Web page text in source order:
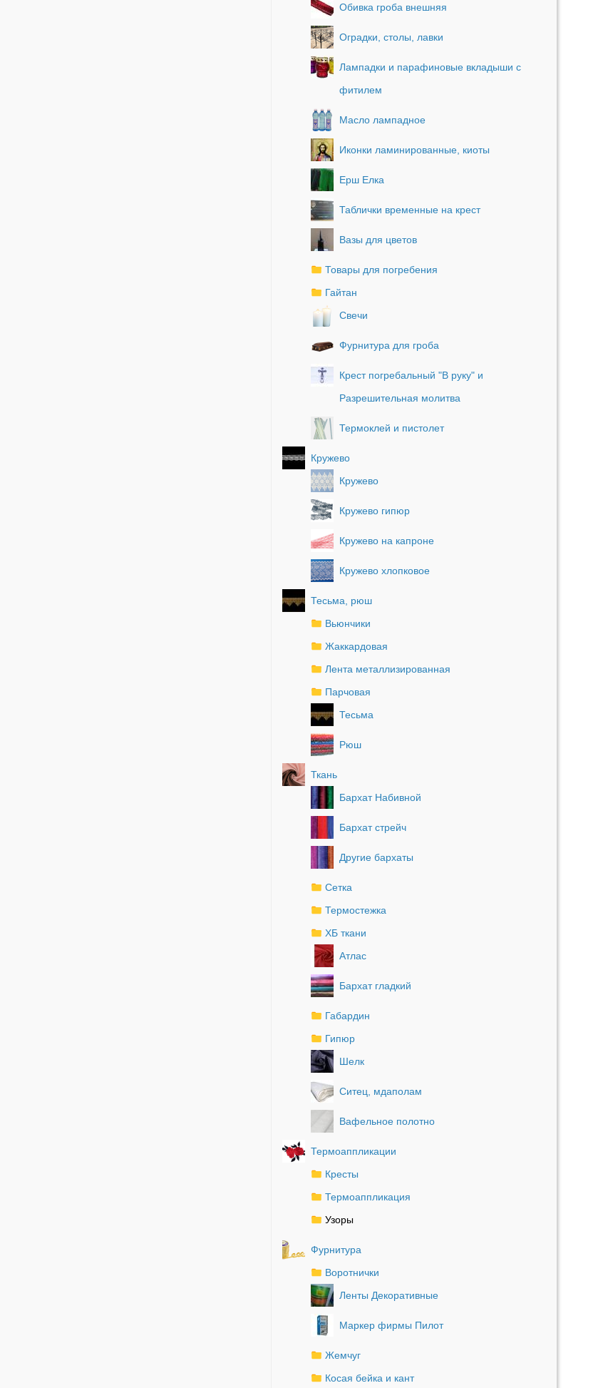
Обивка гроба внешняя
Оградки, столы, лавки
Лампадки и парафиновые вкладыши с
фитилем
Масло лампадное
Иконки ламинированные, киоты
Ерш Елка
Таблички временные на крест
Вазы для цветов
Товары для погребения
Гайтан
Свечи
Фурнитура для гроба
Крест погребальный "В руку" и
Разрешительная молитва
Термоклей и пистолет
Кружево
Кружево
Кружево гипюр
Кружево на капроне
Кружево хлопковое
Тесьма, рюш
Вьюнчики
Жаккардовая
Лента металлизированная
Парчовая
Тесьма
Рюш
Ткань
Бархат Набивной
Бархат стрейч
Другие бархаты
Сетка
Термостежка
ХБ ткани
Атлас
Бархат гладкий
Габардин
Гипюр
Шелк
Ситец, мдаполам
Вафельное полотно
Термоаппликации
Кресты
Термоаппликация
Узоры
Фурнитура
Воротнички
Ленты Декоративные
Маркер фирмы Пилот
Жемчуг
Косая бейка и кант